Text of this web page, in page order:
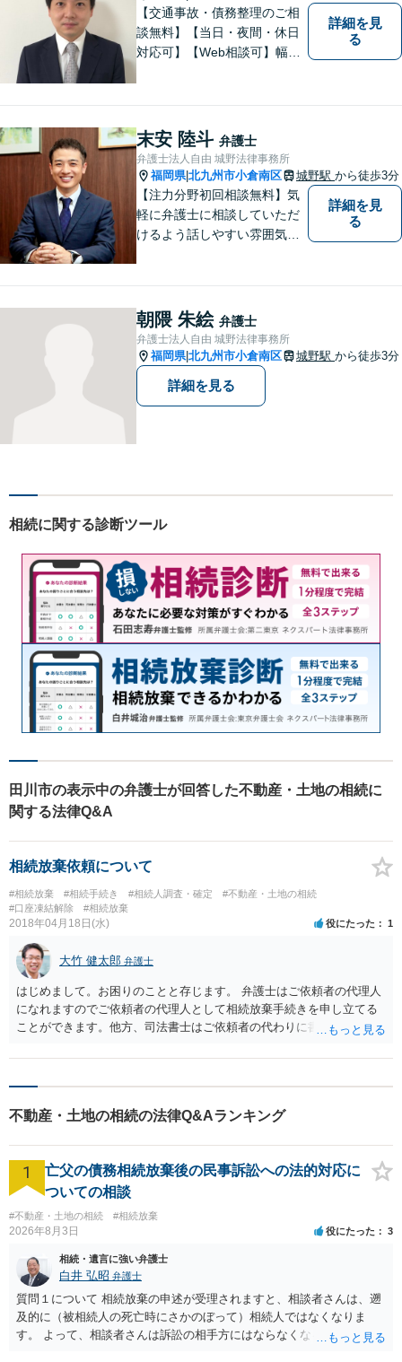
【交通事故・債務整理のご相
談無料】【当日・夜間・休日
対応可】【Web相談可】幅広
い。
詳細を見
る
末安 陸斗 弁護士
弁護士法人自由 城野法律事務所
福岡県|北九州市小倉南区 城野駅 から徒歩3分
【注力分野初回相談無料】気
軽に弁護士に相談していただ
けるよう話しやすい雰囲気を
ば、些細なことでもお気軽に
お問い合わせください。
詳細を見
る
朝隈 朱絵 弁護士
弁護士法人自由 城野法律事務所
福岡県|北九州市小倉南区 城野駅 から徒歩3分
詳細を見る
相続に関する診断ツール
田川市の表示中の弁護士が回答した不動産・土地の相続に
関する法律Q&A
相続放棄依頼について
#相続放棄 #相続手続き #相続人調査・確定
#不動産・土地の相続
#口座凍結解除
#相続放棄
2018年04月18日(水) 役にたった 1
大竹 健太郎 弁護士
はじめまして。お困りのことと存じます。 弁護士はご依頼者の代理人
になれますのでご依頼者の代理人として相続放棄手続きを申し立てる
ことができます。他方、司法書士はご依頼者の代わりに書類作成を行
法書士に依頼された場合、司法書士が作成された申立書をご自分で裁
が行います。もっとも、裁判所によっては相続放棄に対する照会など
が可能です。 また、その他のアドバイスを受けるところまで考えれば
弁護士に依頼された方が安心でしょう。 費用等につきましては詳細を
ご連絡頂けますと幸いです。 宜しくお願い致します。
不動産・土地の相続の法律Q&Aランキング
1
亡父の債務相続放棄後の民事訴訟への法的対応に
ついての相談
#不動産・土地の相続 #相続放棄
2026年8月3日 役にたった 3
相続・遺言に強い弁護士
白井 弘昭 弁護士
質問１について 相続放棄の申述が受理されますと、相談者さんは、遡
及的に（被相続人の死亡時にさかのぼって）相続人ではなくなりま
す。 よって、相談者さんは訴訟の相手方にはならなくなるので（明け